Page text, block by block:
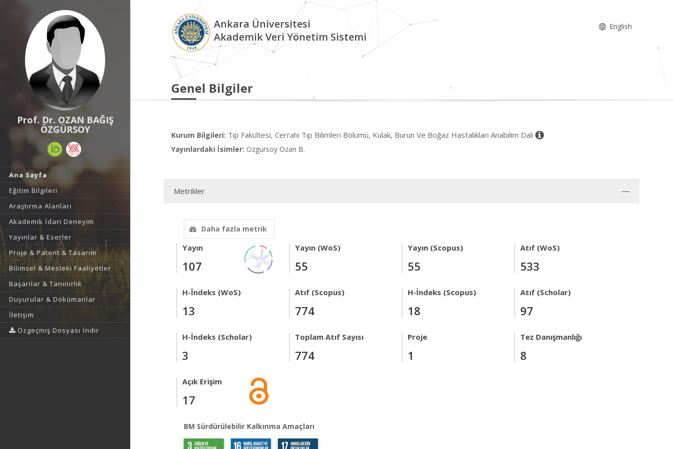
Prof. Dr. OZAN BAĞIŞ
ÖZGÜRSOY
Ana Sayfa
Eğitim Bilgileri
Araştırma Alanları
Akademik İdari Deneyim
Yayınlar & Eserler
Proje & Patent & Tasarım
Bilimsel & Mesleki Faaliyetler
Başarılar & Tanınırlık
Duyurular & Dokümanlar
İletişim
Özgeçmiş Dosyası İndir
Ankara Üniversitesi
Akademik Veri Yönetim Sistemi
English
Genel Bilgiler
Kurum Bilgileri: Tıp Fakültesi, Cerrahi Tıp Bilimleri Bölümü, Kulak, Burun Ve Boğaz Hastalıkları Anabilim Dalı
Yayınlardaki İsimler: Ozgursoy Ozan B.
Metrikler
Daha fazla metrik
Yayın
107
Yayın (WoS)
55
Yayın (Scopus)
55
Atıf (WoS)
533
H-İndeks (WoS)
13
Atıf (Scopus)
774
H-İndeks (Scopus)
18
Atıf (Scholar)
97
H-İndeks (Scholar)
3
Toplam Atıf Sayısı
774
Proje
1
Tez Danışmanlığı
8
Açık Erişim
17
BM Sürdürülebilir Kalkınma Amaçları